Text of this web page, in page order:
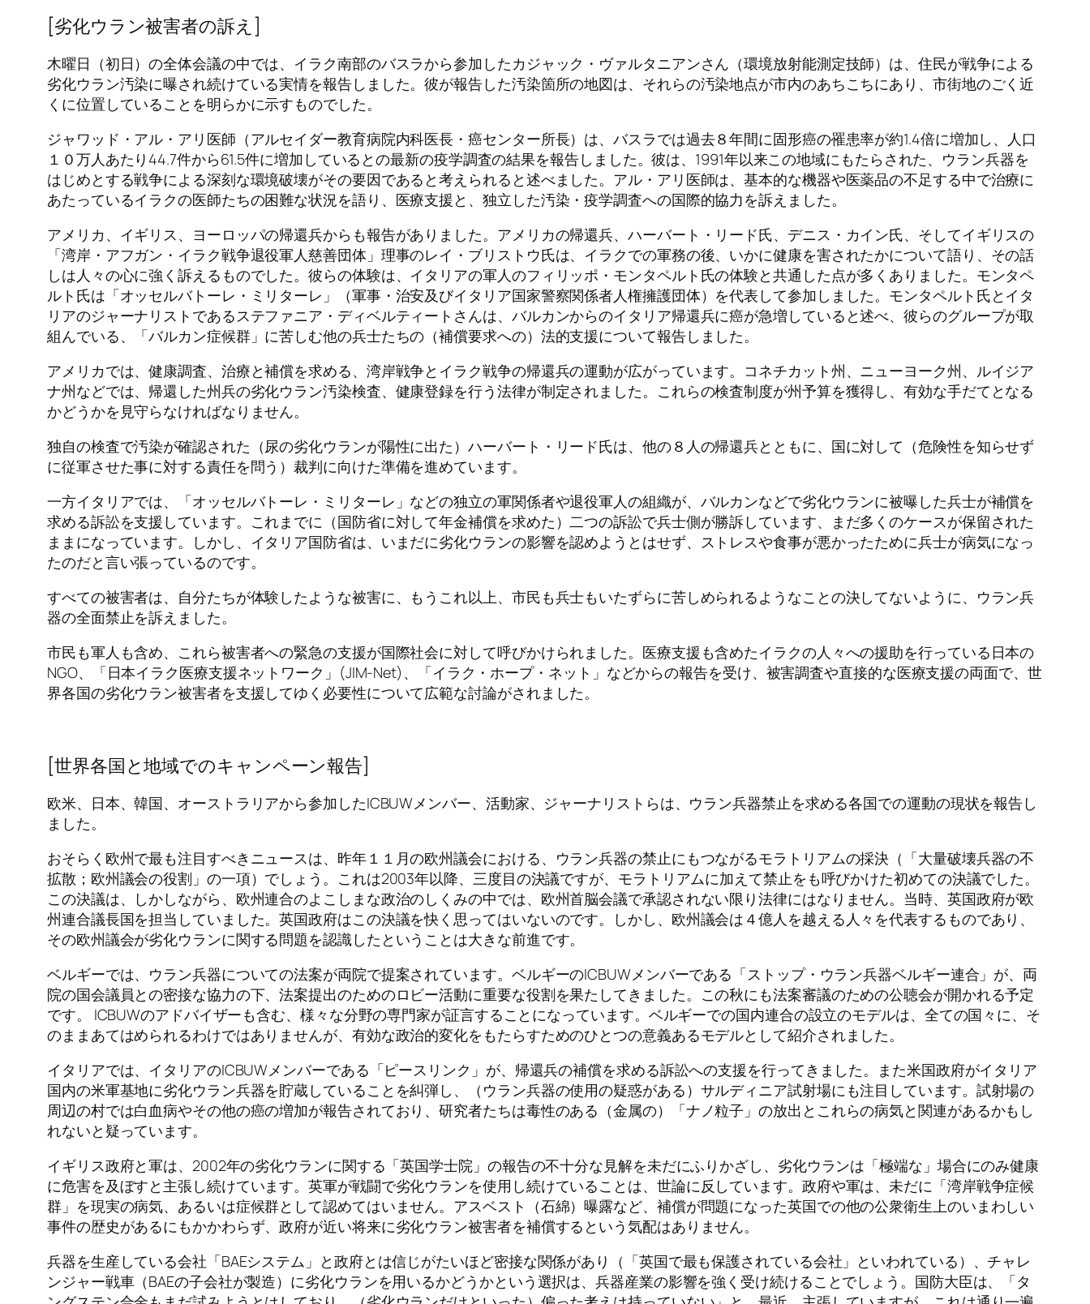
[劣化ウラン被害者の訴え]
木曜日（初日）の全体会議の中では、イラク南部のバスラから参加したカジャック・ヴァルタニアンさん（環境放射能測定技師）は、住民が戦争による
劣化ウラン汚染に曝され続けている実情を報告しました。彼が報告した汚染箇所の地図は、それらの汚染地点が市内のあちこちにあり、市街地のごく近
くに位置していることを明らかに示すものでした。
ジャワッド・アル・アリ医師（アルセイダー教育病院内科医長・癌センター所長）は、バスラでは過去８年間に固形癌の罹患率が約1.4倍に増加し、人口
１０万人あたり44.7件から61.5件に増加しているとの最新の疫学調査の結果を報告しました。彼は、1991年以来この地域にもたらされた、ウラン兵器を
はじめとする戦争による深刻な環境破壊がその要因であると考えられると述べました。アル・アリ医師は、基本的な機器や医薬品の不足する中で治療に
あたっているイラクの医師たちの困難な状況を語り、医療支援と、独立した汚染・疫学調査への国際的協力を訴えました。
アメリカ、イギリス、ヨーロッパの帰還兵からも報告がありました。アメリカの帰還兵、ハーバート・リード氏、デニス・カイン氏、そしてイギリスの
「湾岸・アフガン・イラク戦争退役軍人慈善団体」理事のレイ・ブリストウ氏は、イラクでの軍務の後、いかに健康を害されたかについて語り、その話
しは人々の心に強く訴えるものでした。彼らの体験は、イタリアの軍人のフィリッポ・モンタペルト氏の体験と共通した点が多くありました。モンタペ
ルト氏は「オッセルバトーレ・ミリターレ」（軍事・治安及びイタリア国家警察関係者人権擁護団体）を代表して参加しました。モンタペルト氏とイタ
リアのジャーナリストであるステファニア・ディベルティートさんは、バルカンからのイタリア帰還兵に癌が急増していると述べ、彼らのグループが取
組んでいる、「バルカン症候群」に苦しむ他の兵士たちの（補償要求への）法的支援について報告しました。
アメリカでは、健康調査、治療と補償を求める、湾岸戦争とイラク戦争の帰還兵の運動が広がっています。コネチカット州、ニューヨーク州、ルイジア
ナ州などでは、帰還した州兵の劣化ウラン汚染検査、健康登録を行う法律が制定されました。これらの検査制度が州予算を獲得し、有効な手だてとなる
かどうかを見守らなければなりません。
独自の検査で汚染が確認された（尿の劣化ウランが陽性に出た）ハーバート・リード氏は、他の８人の帰還兵とともに、国に対して（危険性を知らせず
に従軍させた事に対する責任を問う）裁判に向けた準備を進めています。
一方イタリアでは、「オッセルバトーレ・ミリターレ」などの独立の軍関係者や退役軍人の組織が、バルカンなどで劣化ウランに被曝した兵士が補償を
求める訴訟を支援しています。これまでに（国防省に対して年金補償を求めた）二つの訴訟で兵士側が勝訴しています、まだ多くのケースが保留された
ままになっています。しかし、イタリア国防省は、いまだに劣化ウランの影響を認めようとはせず、ストレスや食事が悪かったために兵士が病気になっ
たのだと言い張っているのです。
すべての被害者は、自分たちが体験したような被害に、もうこれ以上、市民も兵士もいたずらに苦しめられるようなことの決してないように、ウラン兵
器の全面禁止を訴えました。
市民も軍人も含め、これら被害者への緊急の支援が国際社会に対して呼びかけられました。医療支援も含めたイラクの人々への援助を行っている日本の
NGO、「日本イラク医療支援ネットワーク」(JIM-Net)、「イラク・ホープ・ネット」などからの報告を受け、被害調査や直接的な医療支援の両面で、世
界各国の劣化ウラン被害者を支援してゆく必要性について広範な討論がされました。
[世界各国と地域でのキャンペーン報告]
欧米、日本、韓国、オーストラリアから参加したICBUWメンバー、活動家、ジャーナリストらは、ウラン兵器禁止を求める各国での運動の現状を報告し
ました。
おそらく欧州で最も注目すべきニュースは、昨年１１月の欧州議会における、ウラン兵器の禁止にもつながるモラトリアムの採決（「大量破壊兵器の不
拡散；欧州議会の役割」の一項）でしょう。これは2003年以降、三度目の決議ですが、モラトリアムに加えて禁止をも呼びかけた初めての決議でした。
この決議は、しかしながら、欧州連合のよこしまな政治のしくみの中では、欧州首脳会議で承認されない限り法律にはなりません。当時、英国政府が欧
州連合議長国を担当していました。英国政府はこの決議を快く思ってはいないのです。しかし、欧州議会は４億人を越える人々を代表するものであり、
その欧州議会が劣化ウランに関する問題を認識したということは大きな前進です。
ベルギーでは、ウラン兵器についての法案が両院で提案されています。ベルギーのICBUWメンバーである「ストップ・ウラン兵器ベルギー連合」が、両
院の国会議員との密接な協力の下、法案提出のためのロビー活動に重要な役割を果たしてきました。この秋にも法案審議のための公聴会が開かれる予定
です。 ICBUWのアドバイザーも含む、様々な分野の専門家が証言することになっています。ベルギーでの国内連合の設立のモデルは、全ての国々に、そ
のままあてはめられるわけではありませんが、有効な政治的変化をもたらすためのひとつの意義あるモデルとして紹介されました。
イタリアでは、イタリアのICBUWメンバーである「ピースリンク」が、帰還兵の補償を求める訴訟への支援を行ってきました。また米国政府がイタリア
国内の米軍基地に劣化ウラン兵器を貯蔵していることを糾弾し、（ウラン兵器の使用の疑惑がある）サルディニア試射場にも注目しています。試射場の
周辺の村では白血病やその他の癌の増加が報告されており、研究者たちは毒性のある（金属の）「ナノ粒子」の放出とこれらの病気と関連があるかもし
れないと疑っています。
イギリス政府と軍は、2002年の劣化ウランに関する「英国学士院」の報告の不十分な見解を未だにふりかざし、劣化ウランは「極端な」場合にのみ健康
に危害を及ぼすと主張し続けています。英軍が戦闘で劣化ウランを使用し続けていることは、世論に反しています。政府や軍は、未だに「湾岸戦争症候
群」を現実の病気、あるいは症候群として認めてはいません。アスベスト（石綿）曝露など、補償が問題になった英国での他の公衆衛生上のいまわしい
事件の歴史があるにもかかわらず、政府が近い将来に劣化ウラン被害者を補償するという気配はありません。
兵器を生産している会社「BAEシステム」と政府とは信じがたいほど密接な関係があり（「英国で最も保護されている会社」といわれている）、チャレ
ンジャー戦車（BAEの子会社が製造）に劣化ウランを用いるかどうかという選択は、兵器産業の影響を強く受け続けることでしょう。国防大臣は、「タ